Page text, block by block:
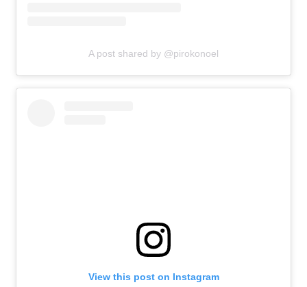
A post shared by @pirokonoel
View this post on Instagram